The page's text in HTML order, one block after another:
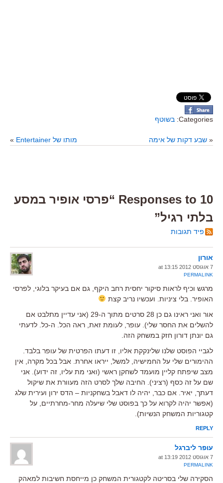
Categories: בשוטף
« שבע דקות של אימה מותו של Entertainer »
10 Responses to “פרסי אופיר במסע
בלתי רגיל”
פיד תגובות
אורון
7 אוגוסט 2012 at 13:15
PERMALINK
מרגש וכיף לראות סיקור יחסית רחב היקף, גם אם בעיקר בלוגי, לפרסי
האופיר. בלי ציניות. ועכשיו נריב קצת
אור ואני ראינו גם כן 28 סרטים מתוך ה-29 (אני עדיין מתלבט אם
להשלים את החסר שלי). עופר, לעומת זאת, ראה הכל. ה-כל. לדעתי
גם יונתן דורון חזק במשחק הזה.
לגביי הפוסט שלנו שלינקקת אליו, זו דעתו הפרטית של עופר בלבד.
ההימורים שלי על החמישיה, למשל, ייראו אחרת. אבל בכל מקרה, אין
מצב שיפתח קליין מועמד לשחקן ראשי (ואני מת עליו, זה ידוע). אני
שם על זה כסף (רציני). החיבה שלך לסרט הזה מעוורת את שיקול
דעתך, יאיר. אם כבר, יהיה לו דאבל בשחקניות – הדס ירון ועירית שלג
(אפשר יהיה לקרוא על כך בפוסט שלי שיעלה מחר-מחרתיים, על
קטגוריות המשחק הנשיות).
REPLY
עופר ליברגל
7 אוגוסט 2012 at 13:19
PERMALINK
הסקירה שלי בסריטה לקטגורית המשחק כן מייחסת חשיבות למאהק